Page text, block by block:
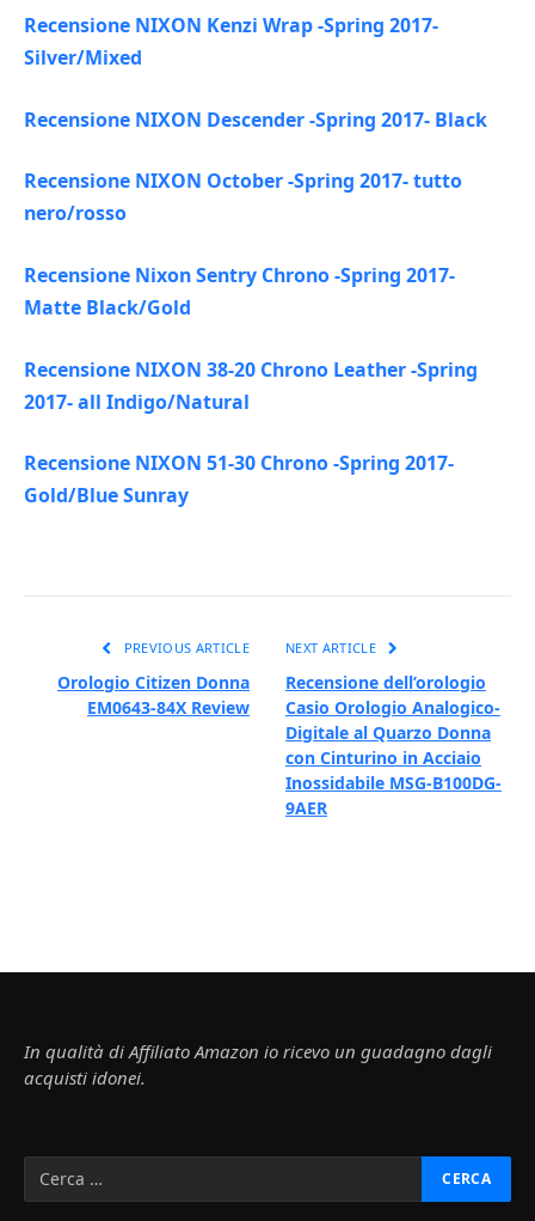
Recensione NIXON Kenzi Wrap -Spring 2017-
Silver/Mixed
Recensione NIXON Descender -Spring 2017- Black
Recensione NIXON October -Spring 2017- tutto
nero/rosso
Recensione Nixon Sentry Chrono -Spring 2017-
Matte Black/Gold
Recensione NIXON 38-20 Chrono Leather -Spring
2017- all Indigo/Natural
Recensione NIXON 51-30 Chrono -Spring 2017-
Gold/Blue Sunray
PREVIOUS ARTICLE
Orologio Citizen Donna
EM0643-84X Review
NEXT ARTICLE
Recensione dell’orologio
Casio Orologio Analogico-
Digitale al Quarzo Donna
con Cinturino in Acciaio
Inossidabile MSG-B100DG-
9AER
In qualità di Affiliato Amazon io ricevo un guadagno dagli
acquisti idonei.